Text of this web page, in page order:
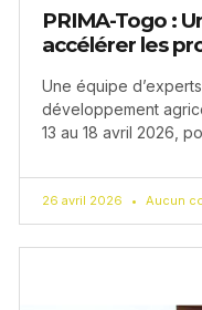
PRIMA-Togo :
accélérer les
Une équipe
développement
13 au 18 avril 2026,
26 avril 2026 Aucun